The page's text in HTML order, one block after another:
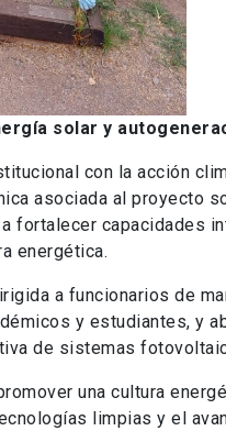
solar y
con la acción
asociada al proyecto
fortalecer capacidades
energética.
a funcionarios de
y estudiantes, y
de sistemas
una cultura
limpias y el